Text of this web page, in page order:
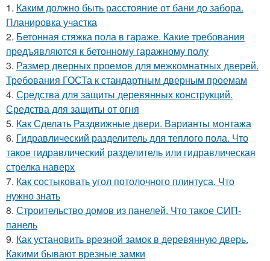
1. Каким должно быть расстояние от бани до забора.
Планировка участка
2. Бетонная стяжка пола в гараже. Какие требования
предъявляются к бетонному гаражному полу
3. Размер дверных проемов для межкомнатных дверей.
Требования ГОСТа к стандартным дверным проемам
4. Средства для защиты деревянных конструкций.
Средства для защиты от огня
5. Как Сделать Раздвижные двери. Варианты монтажа
6. Гидравлический разделитель для теплого пола. Что
такое гидравлический разделитель или гидравлическая
стрелка наверх
7. Как состыковать угол потолочного плинтуса. Что
нужно знать
8. Строительство домов из панелей. Что такое СИП-
панель
9. Как установить врезной замок в деревянную дверь.
Какими бывают врезные замки